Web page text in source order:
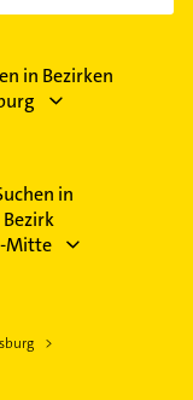
in Bezirken
in
Mitte